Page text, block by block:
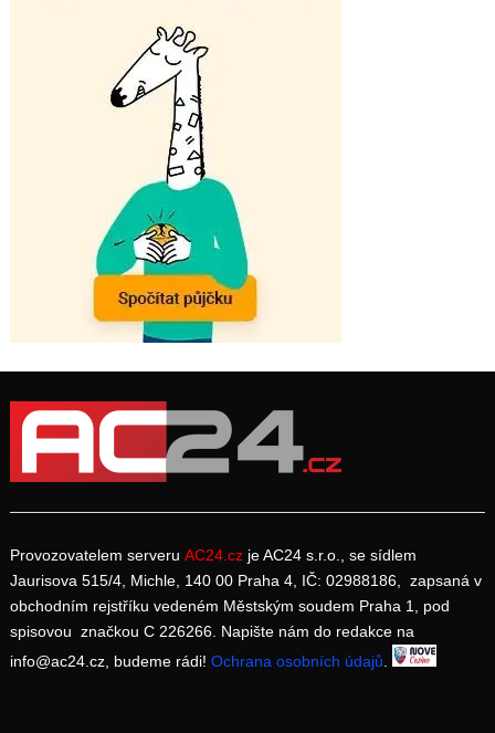
Provozovatelem serveru AC24.cz je AC24 s.r.o., se sídlem
Jaurisova 515/4, Michle, 140 00 Praha 4, IČ: 02988186, zapsaná v
obchodním rejstříku vedeném Městským soudem Praha 1, pod
spisovou značkou C 226266. Napište nám do redakce na
info@ac24.cz, budeme rádi! Ochrana osobních údajů.